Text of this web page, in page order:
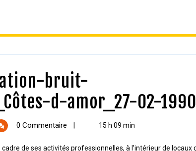
bruit-
d-amor_27-02-1990
0 Commentaire | 15 h 09 min